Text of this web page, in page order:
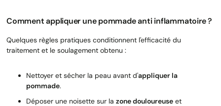
Comment appliquer une pommade anti inflammatoire ?
Quelques règles pratiques conditionnent l'efficacité du
traitement et le soulagement obtenu :
Nettoyer et sécher la peau avant d'appliquer la
pommade.
Déposer une noisette sur la zone douloureuse et